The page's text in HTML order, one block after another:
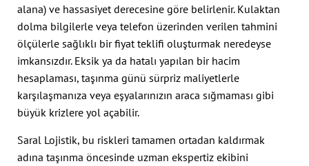
alana) ve hassasiyet derecesine göre belirlenir. Kulaktan
dolma bilgilerle veya telefon üzerinden verilen tahmini
ölçülerle sağlıklı bir fiyat teklifi oluşturmak neredeyse
imkansızdır. Eksik ya da hatalı yapılan bir hacim
hesaplaması, taşınma günü sürpriz maliyetlerle
karşılaşmanıza veya eşyalarınızın araca sığmaması gibi
büyük krizlere yol açabilir.
Saral Lojistik, bu riskleri tamamen ortadan kaldırmak
adına taşınma öncesinde uzman ekspertiz ekibini